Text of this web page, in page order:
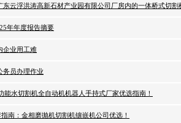
云浮洪涛高新石材产业园有限公司厂房内的一体桥式切割
年年度报告摘要
企业用工难
务员办理作业
能水切割机全自动机机器人手持式厂家优选指南！
南：金相磨抛机切割机镶嵌机公司优选！